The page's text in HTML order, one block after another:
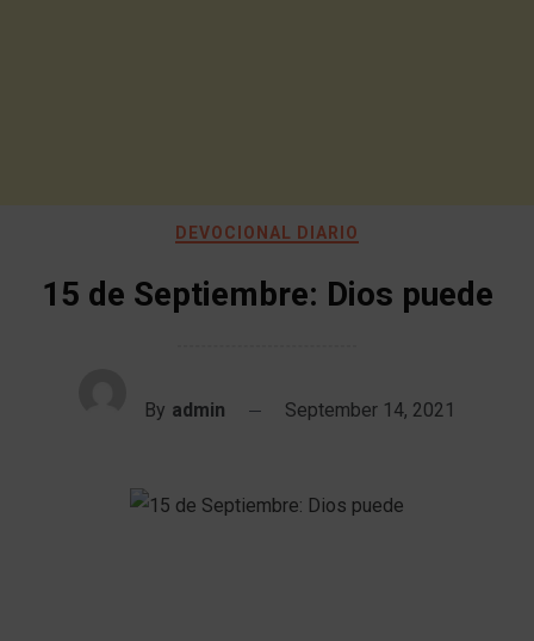
DEVOCIONAL DIARIO
15 de Septiembre: Dios puede
By admin September 14, 2021